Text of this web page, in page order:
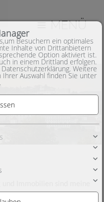
MENÜ
Immobilien sind meine
Besuchern ein optimales
Inhalte von Drittanbietern
Option aktiviert ist.
in einem Drittland erfolgen.
Weitere
Auswahl finden Sie unter
.